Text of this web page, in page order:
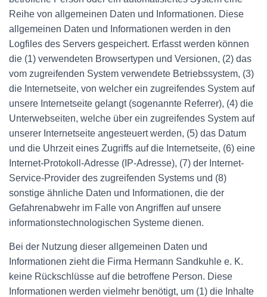
Reihe von allgemeinen Daten und Informationen. Diese
allgemeinen Daten und Informationen werden in den
Logfiles des Servers gespeichert. Erfasst werden können
die (1) verwendeten Browsertypen und Versionen, (2) das
vom zugreifenden System verwendete Betriebssystem, (3)
die Internetseite, von welcher ein zugreifendes System auf
unsere Internetseite gelangt (sogenannte Referrer), (4) die
Unterwebseiten, welche über ein zugreifendes System auf
unserer Internetseite angesteuert werden, (5) das Datum
und die Uhrzeit eines Zugriffs auf die Internetseite, (6) eine
Internet-Protokoll-Adresse (IP-Adresse), (7) der Internet-
Service-Provider des zugreifenden Systems und (8)
sonstige ähnliche Daten und Informationen, die der
Gefahrenabwehr im Falle von Angriffen auf unsere
informationstechnologischen Systeme dienen.
Bei der Nutzung dieser allgemeinen Daten und
Informationen zieht die Firma Hermann Sandkuhle e. K.
keine Rückschlüsse auf die betroffene Person. Diese
Informationen werden vielmehr benötigt, um (1) die Inhalte